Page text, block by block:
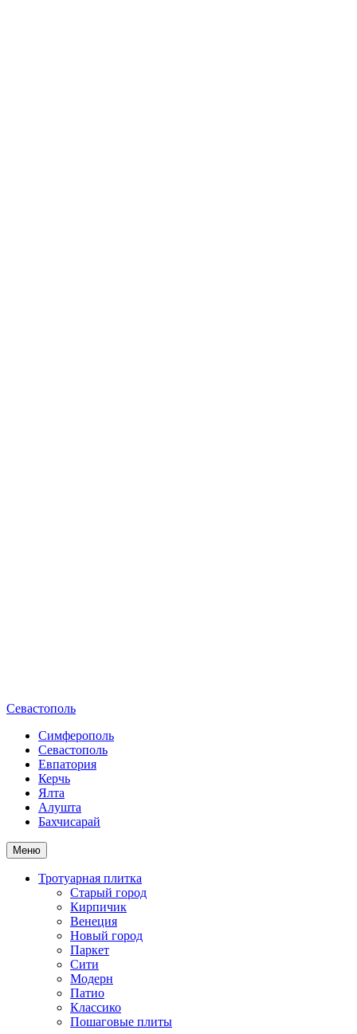
Севастополь
Симферополь
Севастополь
Евпатория
Керчь
Ялта
Алушта
Бахчисарай
Меню
Тротуарная плитка
Старый город
Кирпичик
Венеция
Новый город
Паркет
Сити
Модерн
Патио
Классико
Пошаговые плиты